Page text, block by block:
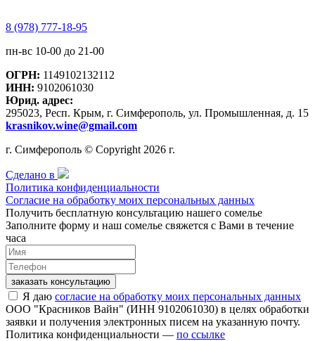
8 (978) 777-18-95
пн-вс 10-00 до 21-00
ОГРН: 1149102132112
ИНН: 9102061030
Юрид. адрес:
295023, Респ. Крым, г. Симферополь, ул. Промышленная, д. 15
krasnikov.wine@gmail.com
г. Симферополь © Copyright 2026 г.
Сделано в
Политика конфиденциальности
Согласие на обработку моих персональных данных
Получить бесплатную консультацию нашего сомелье
Заполните форму и наш сомелье свяжется с Вами в течение
часа
заказать консультацию
Я даю согласие на обработку моих персональных данных
ООО "Красников Вайн" (ИНН 9102061030) в целях обработки
заявки и получения электронных писем на указанную почту.
Политика конфиденциальности — по ссылке